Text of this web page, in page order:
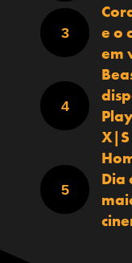
e o
em
X|S
Dia